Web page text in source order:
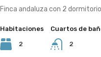
Finca andaluza con 2
Habitaciones
2
Cuartos de
2